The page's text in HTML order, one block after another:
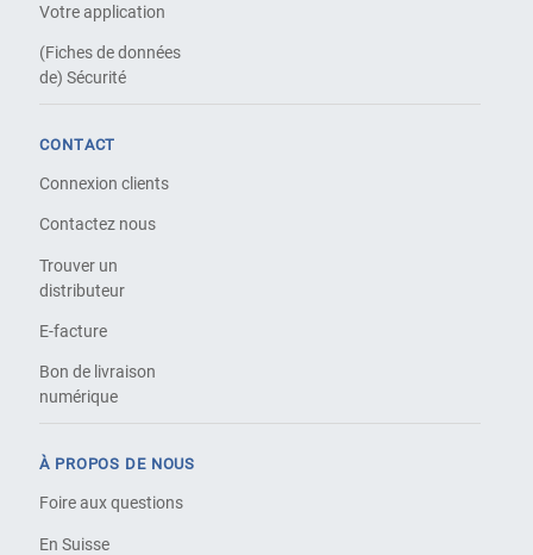
Votre application
(Fiches de données
de) Sécurité
CONTACT
Connexion clients
Contactez nous
Trouver un
distributeur
E-facture
Bon de livraison
numérique
À PROPOS DE NOUS
Foire aux questions
En Suisse